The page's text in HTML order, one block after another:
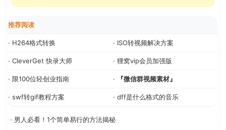
推荐阅读
· H264格式转换 · ISO转视频解决方案
· CleverGet 快录大师 · 狸窝vip会员加强版
· 限100位轻创业指南 · 『微信群视频素材』
· swf转gif教程方案 · dff是什么格式的音乐
· 男人必看！1个简单易行的方法揭秘